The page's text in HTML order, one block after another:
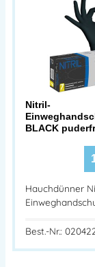
Nitril-
BLACK
Hauchdünner
Best.-Nr.: